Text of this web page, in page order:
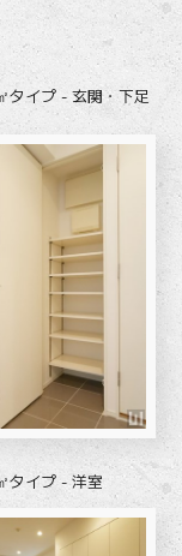
タイプ - 玄関・下足
タイプ - 洋室